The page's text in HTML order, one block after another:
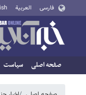
فارسی العربية
صفحه اصلی سیاست